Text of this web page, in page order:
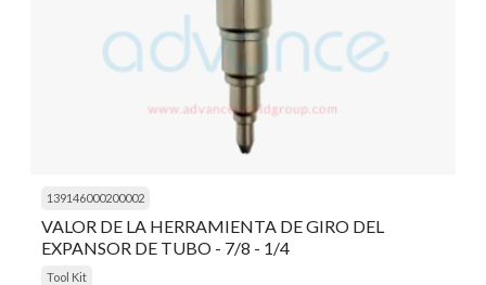
139146000200002
VALOR DE LA HERRAMIENTA DE GIRO DEL
EXPANSOR DE TUBO - 7/8 - 1/4
Tool Kit